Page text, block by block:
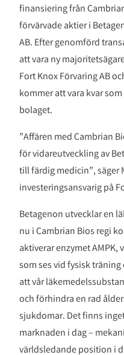
finansiering från
förvärvade aktier i
AB. Efter genomförd
att vara ny
Fort Knox Förvaring AB
kommer att vara kvar
bolaget.
”Affären med Cambrian
för vidareutveckling av
till färdig medicin”, säger
investeringsansvarig på
Betagenon utvecklar en
nu i Cambrian Bios regi
aktiverar enzymet
som ses vid fysisk
att vår
och förhindra en rad
sjukdomar. Det finns
marknaden i dag –
världsledande position i